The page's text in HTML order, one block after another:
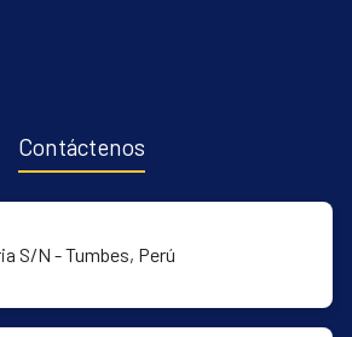
Contáctenos
S/N - Tumbes, Perú